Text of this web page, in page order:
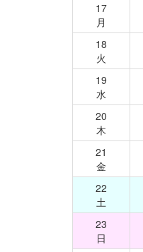
17
月
18
火
19
水
20
木
21
金
22
土
23
日